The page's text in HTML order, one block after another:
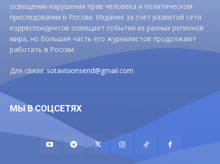
освещении нарушения прав человека и политическом
преследовании в России. Издание за счет развитой сети
корреспондентов освещает события из разных регионов
мира, но большая часть его журналистов продолжают
работать в России.
Для связи:sotavisionsend@gmail.com
МЫ В СОЦСЕТЯХ